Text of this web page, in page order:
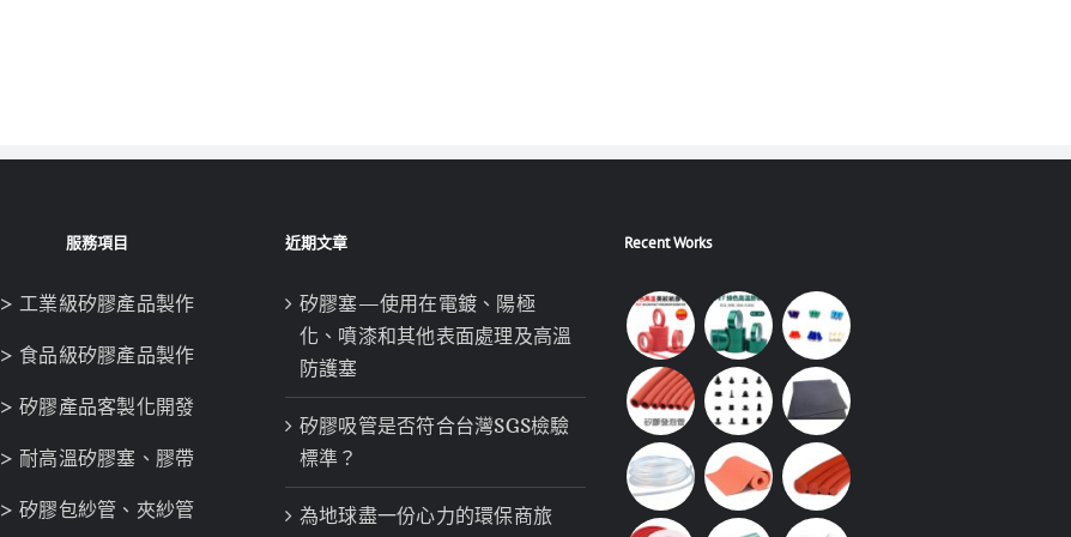
服務項目
> 工業級矽膠產品製作
> 食品級矽膠產品製作
> 矽膠產品客製化開發
> 耐高溫矽膠塞、膠帶
> 矽膠包紗管、夾紗管
近期文章
矽膠塞—使用在電鍍、陽極
化、噴漆和其他表面處理及高溫
防護塞
矽膠吸管是否符合台灣SGS檢驗
標準？
為地球盡一份心力的環保商旅
Recent Works